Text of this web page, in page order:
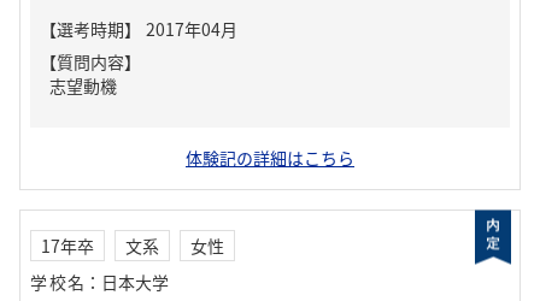
【質問内容】
志望動機
体験記の詳細はこちら
17年卒 文系
女性
学校名 ： 日本大学